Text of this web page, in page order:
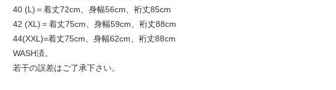
40 (L)＝着丈72cm、身幅56cm、裄丈85cm
42 (XL)＝着丈75cm、身幅59cm、裄丈88cm
44(XXL)=着丈75cm、身幅62cm、裄丈88cm
WASH済。
若干の誤差はご了承下さい。